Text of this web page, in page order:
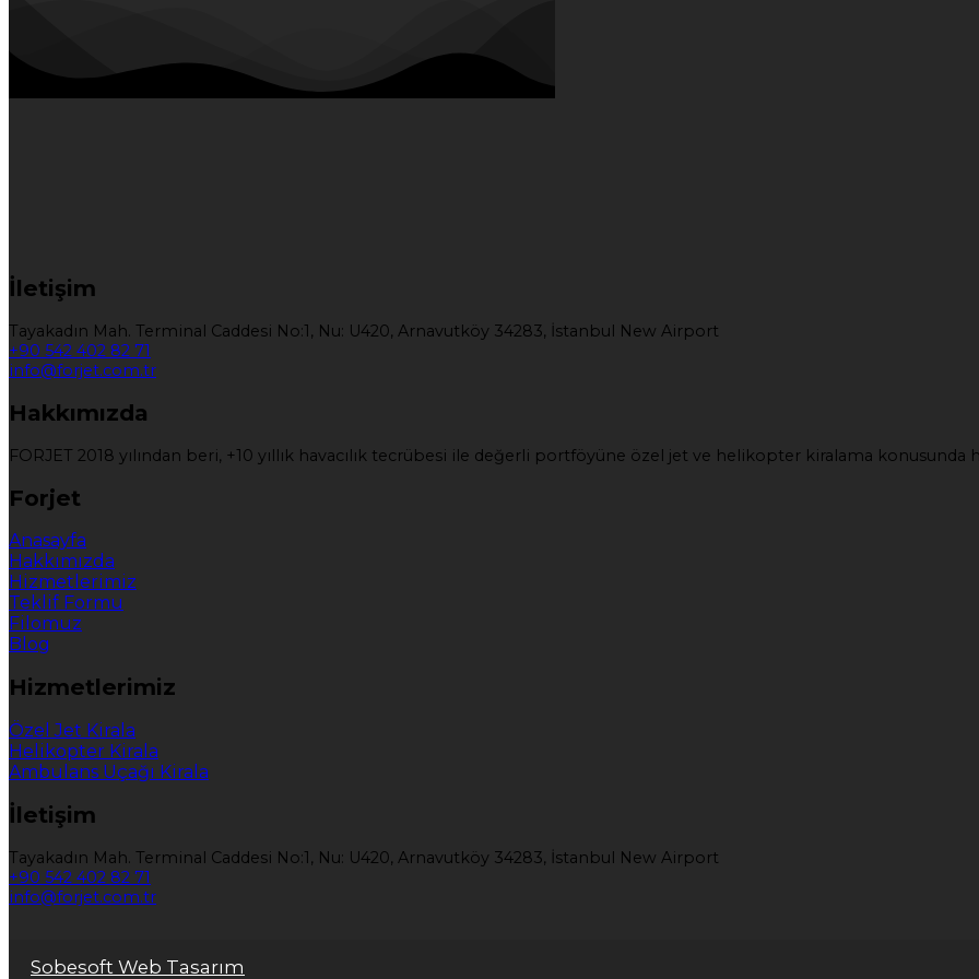
İletişim
Tayakadın Mah. Terminal Caddesi No:1, Nu: U420, Arnavutköy 34283, İstanbul New Airport
+90 542 402 82 71
info@forjet.com.tr
Hakkımızda
FORJET 2018 yılından beri, +10 yıllık havacılık tecrübesi ile değerli portföyüne özel jet ve helikopter kiralama
Forjet
Anasayfa
Hakkımızda
Hizmetlerimiz
Teklif Formu
Filomuz
Blog
Hizmetlerimiz
Özel Jet Kirala
Helikopter Kirala
Ambulans Uçağı Kirala
İletişim
Tayakadın Mah. Terminal Caddesi No:1, Nu: U420, Arnavutköy 34283, İstanbul New Airport
+90 542 402 82 71
info@forjet.com.tr
Sobesoft Web Tasarım